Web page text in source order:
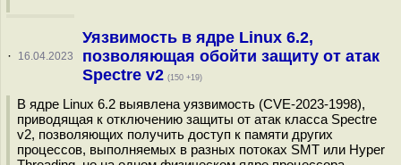
· 16.04.2023
Уязвимость в ядре Linux 6.2,
позволяющая обойти защиту от атак
Spectre v2 (150 +19)
В ядре Linux 6.2 выявлена уязвимость (CVE-2023-1998),
приводящая к отключению защиты от атак класса Spectre
v2, позволяющих получить доступ к памяти других
процессов, выполняемых в разных потоках SMT или Hyper